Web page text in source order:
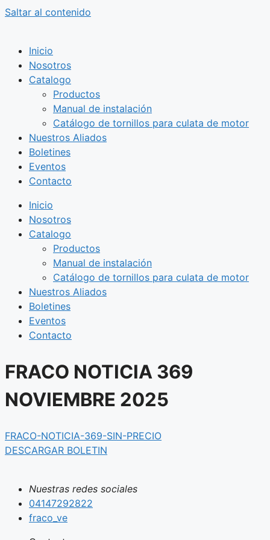
Saltar al contenido
Inicio
Nosotros
Catalogo
Productos
Manual de instalación
Catálogo de tornillos para culata de motor
Nuestros Aliados
Boletines
Eventos
Contacto
Inicio
Nosotros
Catalogo
Productos
Manual de instalación
Catálogo de tornillos para culata de motor
Nuestros Aliados
Boletines
Eventos
Contacto
FRACO NOTICIA 369
NOVIEMBRE 2025
FRACO-NOTICIA-369-SIN-PRECIO
DESCARGAR BOLETIN
Nuestras redes sociales
04147292822
fraco_ve